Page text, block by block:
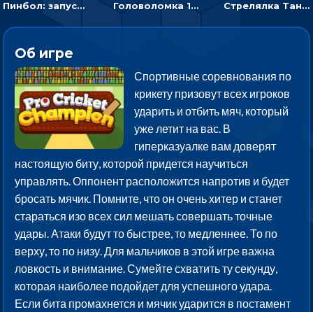
Пинбол: запускать шарик, чтобы выбивать очки Головоломка 10х10 Стрелялка Танковые войны: бить по танку врага, чтобы уничтожить зло
Об игре
Спортивные соревнования по
крикету призовут всех игроков
ударить и отбить мяч, который
уже летит на вас. В
гиперказуалке вам доверят
настоящую биту, которой придется научиться
управлять. Оппонент расположится напротив и будет
бросать мячик. Помните, что он очень хитер и станет
стараться изо всех сил мешать совершать точные
удары. Атаки будут то быстрее, то медленнее. То по
верху, то по низу. Для мальчиков в этой игре важна
ловкость и внимание. Сумейте схватить ту секунду,
которая наиболее подойдет для успешного удара.
Если бита промахнется и мячик ударится в постамент